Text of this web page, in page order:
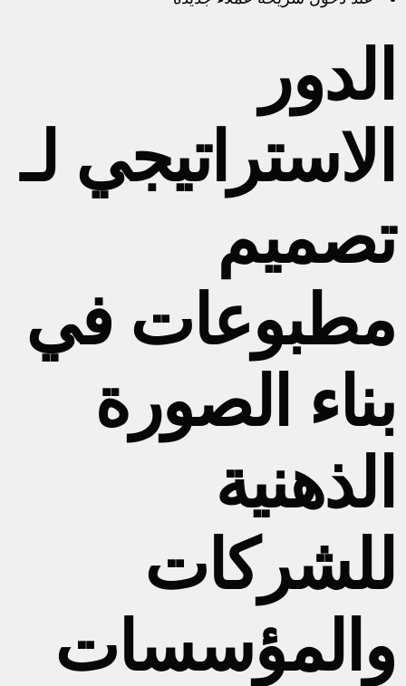
الدور
الاستراتيجي لـ
تصميم
مطبوعات في
بناء الصورة
الذهنية
للشركات
والمؤسسات